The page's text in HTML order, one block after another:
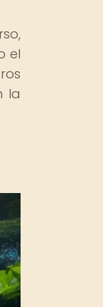
el
la